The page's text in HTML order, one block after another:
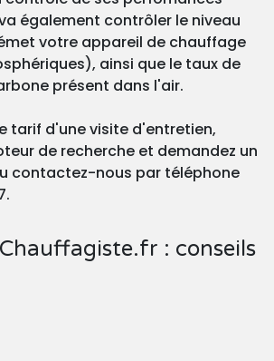
également contrôler le niveau
votre appareil de chauffage
ainsi que le taux de
présent dans l'air.
tarif d'une visite d'entretien,
de recherche et demandez un
contactez-nous par téléphone
: conseils